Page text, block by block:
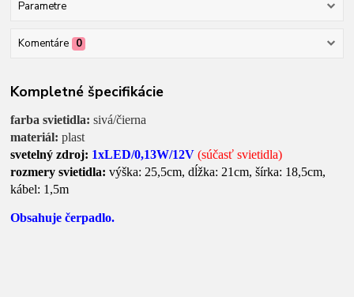
Parametre
Komentáre 0
Kompletné špecifikácie
farba svietidla: sivá/čierna
materiál: plast
svetelný zdroj: 1xLED/0,13W/12V (súčasť svietidla)
rozmery svietidla: výška: 25,5cm, dĺžka: 21cm, šírka: 18,5cm,
kábel: 1,5m
Obsahuje čerpadlo.